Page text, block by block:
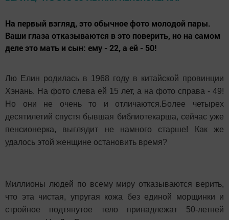
На первый взгляд, это обычное фото молодой пары.
Ваши глаза отказываются в это поверить, но на самом
деле это мать и сын: ему - 22, а ей - 50!
Лю Елин родилась в 1968 году в китайской провинции
Хэнань. На фото слева ей 15 лет, а на фото справа - 49!
Но они не очень то и отличаются.Более четырех
десятилетий спустя бывшая библиотекарша, сейчас уже
пенсионерка, выглядит не намного старше! Как же
удалось этой женщине остановить время?
Миллионы людей по всему миру отказываются верить,
что эта чистая, упругая кожа без единой морщинки и
стройное подтянутое тело принадлежат 50-летней